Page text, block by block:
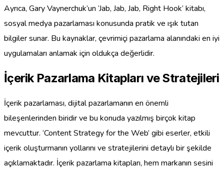
Ayrıca, Gary Vaynerchuk’un ‘Jab, Jab, Jab, Right Hook’ kitabı,
sosyal medya pazarlaması konusunda pratik ve ışık tutan
bilgiler sunar. Bu kaynaklar, çevrimiçi pazarlama alanındaki en iyi
uygulamaları anlamak için oldukça değerlidir.
İçerik Pazarlama Kitapları ve Stratejileri
İçerik pazarlaması, dijital pazarlamanın en önemli
bileşenlerinden biridir ve bu konuda yazılmış birçok kitap
mevcuttur. ‘Content Strategy for the Web’ gibi eserler, etkili
içerik oluşturmanın yollarını ve stratejilerini detaylı bir şekilde
açıklamaktadır. İçerik pazarlama kitapları, hem markanın sesini